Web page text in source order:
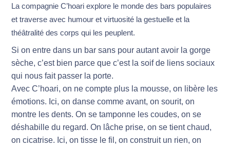
La compagnie C’hoari explore le monde des bars populaires
et traverse avec humour et virtuosité la gestuelle et la
théâtralité des corps qui les peuplent.
Si on entre dans un bar sans pour autant avoir la gorge
sèche, c’est bien parce que c’est la soif de liens sociaux
qui nous fait passer la porte.
Avec C’hoari, on ne compte plus la mousse, on libère les
émotions. Ici, on danse comme avant, on sourit, on
montre les dents. On se tamponne les coudes, on se
déshabille du regard. On lâche prise, on se tient chaud,
on cicatrise. Ici, on tisse le fil, on construit un rien, on